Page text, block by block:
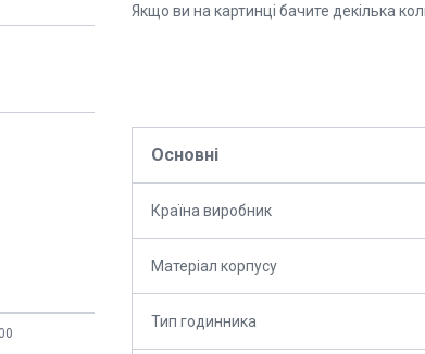
Якщо ви на картинці бачите декілька
Основні
Країна виробник
Матеріал корпусу
Тип годинника